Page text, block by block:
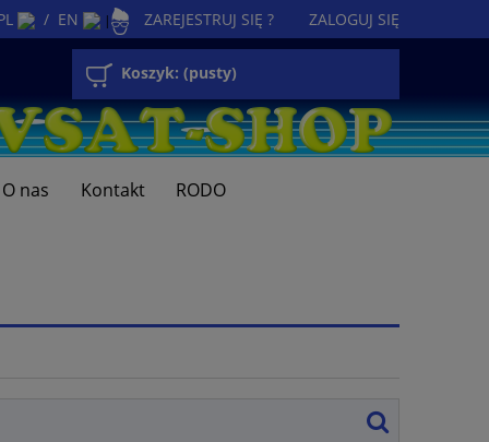
/ EN | ZAREJESTRUJ SIĘ ? ZALOGUJ SIĘ
Koszyk: (pusty)
O nas Kontakt RODO